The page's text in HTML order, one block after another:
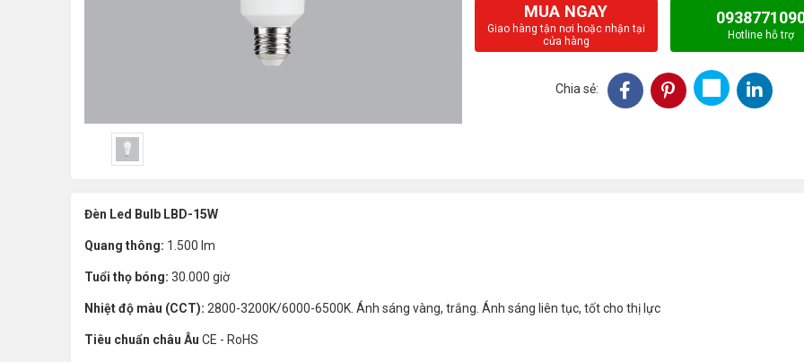
MUA NGAY
Giao hàng tận nơi hoặc nhận tại
cửa hàng
Hotline hỗ trợ
Chia sẻ:
Đèn Led Bulb LBD-15W
Quang thông: 1.500 lm
Tuổi thọ bóng: 30.000 giờ
Nhiệt độ màu (CCT): 2800-3200K/6000-6500K. Ánh sáng vàng, trắng. Ánh sáng liên tục, tốt cho thị lực
Tiêu chuẩn châu Âu CE - RoHS